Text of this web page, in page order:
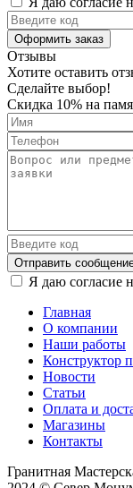
Оформить заказ
Отзывы
Хотите оставить
Сделайте выбор!
Скидка 10% на
Отправить
Я даю согласие
Главная
О компании
Наши работы
Конструктор
Новости
Статьи
Оплата и
Магазины
Контакты
Гранитная